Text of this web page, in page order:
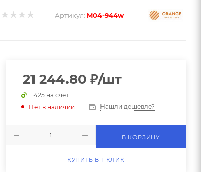
Артикул: M04-944w
21 244.80 ₽/шт
+ 425 на счет
Нет в наличии
Нашли дешевле?
В КОРЗИНУ
КУПИТЬ В 1 КЛИК